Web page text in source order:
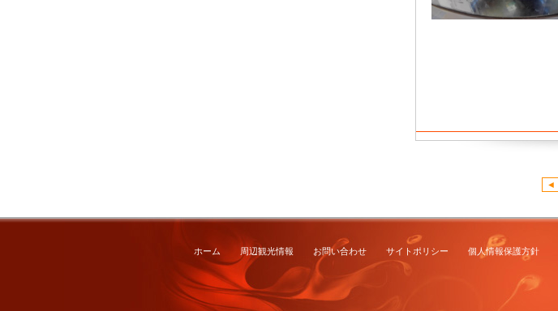
◄
ホーム 周辺観光情報 お問い合わせ サイトポリシー 個人情報保護方針